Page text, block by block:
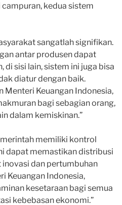
kedua sistem
sangatlah signifikan.
antar produsen dapat
di sisi lain, sistem ini juga bisa
diatur dengan baik.
Menteri Keuangan Indonesia,
bagi sebagian orang,
dalam kemiskinan.”
memiliki kontrol
dapat memastikan distribusi
inovasi dan pertumbuhan
Keuangan Indonesia,
kesetaraan bagi semua
kebebasan ekonomi.”